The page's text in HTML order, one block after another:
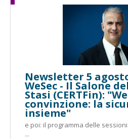
Newsletter 5
WeSec - Il Salone
Stasi (CERTFin):
convinzione: la
insieme"
e poi: il programma delle
...